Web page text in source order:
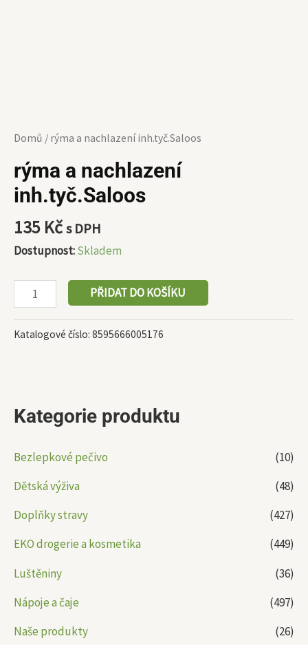
Kategorie produktu
Bezlepkové pečivo
(10)
Dětská výživa
(48)
Doplňky stravy
(427)
EKO drogerie a kosmetika
(449)
Luštěniny
(36)
Nápoje a čaje
(497)
Naše produkty
(26)
Domů / rýma a nachlazení inh.tyč.Saloos
rýma a nachlazení
inh.tyč.Saloos
135 Kčs DPH
Dostupnost:Skladem
PŘIDAT DO KOŠÍKU
Katalogové číslo: 8595666005176